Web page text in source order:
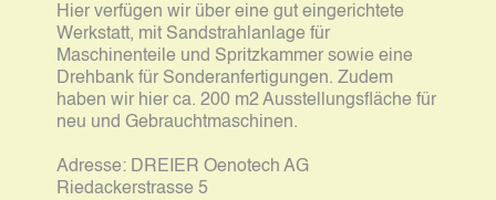
Hier verfügen wir über eine gut eingerichtete
Werkstatt, mit Sandstrahlanlage für
Maschinenteile und Spritzkammer sowie eine
Drehbank für Sonderanfertigungen. Zudem
haben wir hier ca. 200 m2 Ausstellungsfläche für
neu und Gebrauchtmaschinen.
Adresse: DREIER Oenotech AG
Riedackerstrasse 5